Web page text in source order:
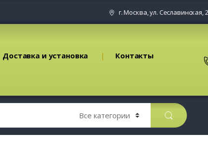
г. Москва, ул. Сеславинская,
Доставка и установка Контакты